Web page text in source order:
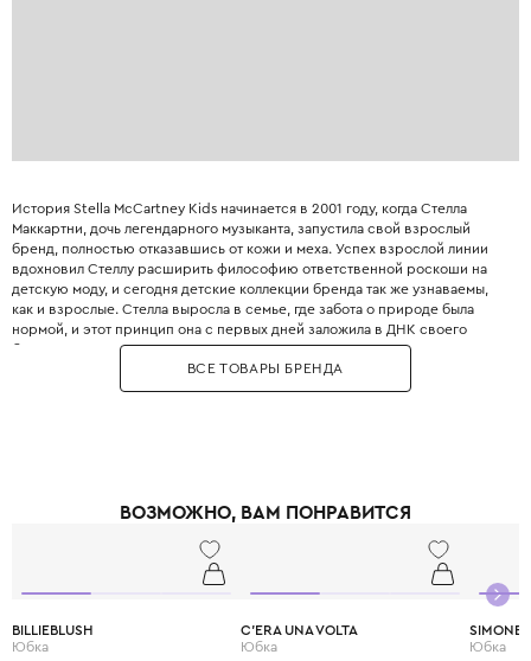
История Stella McCartney Kids начинается в 2001 году, когда Стелла
Маккартни, дочь легендарного музыканта, запустила свой взрослый
бренд, полностью отказавшись от кожи и меха. Успех взрослой линии
вдохновил Стеллу расширить философию ответственной роскоши на
детскую моду, и сегодня детские коллекции бренда так же узнаваемы,
как и взрослые. Стелла выросла в семье, где забота о природе была
нормой, и этот принцип она с первых дней заложила в ДНК своего
бренда. Бренд использует только инновационные экологичные
материалы: органический хлопок, переработанный полиэстер, вискозу
из вторичного сырья и запатентованные веганские материалы. Яркие
принципам slow fashion: каждая вещь остаётся актуальной не один
ВСЕ ТОВАРЫ БРЕНДА
ВОЗМОЖНО, ВАМ ПОНРАВИТСЯ
BILLIEBLUSH
Юбка
C'ERA UNA VOLTA
Юбка Юбка